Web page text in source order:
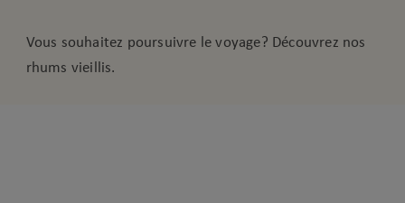
Vous souhaitez poursuivre le voyage? Découvrez nos
rhums vieillis.